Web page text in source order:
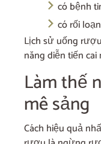
có bệnh
có rối
Lịch sử uống
năng diễn tiến
Làm thế
mê sảng
Cách hiệu quả